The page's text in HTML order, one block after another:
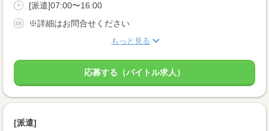
[派遣]07:00〜16:00
※詳細はお問合せください
もっと見る
応募する（バイトル求人）
[派遣]